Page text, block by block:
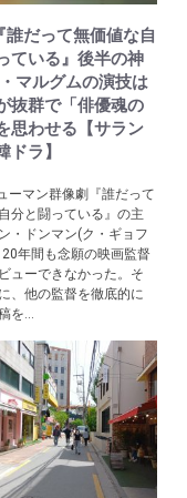
誰だって無価値な自
ている』後半の神
マルグムの演技は
抜群で「俳優魂の
思わせる【サラン
ドラ】
ーマン群像劇『誰だって
分と闘っている』の主
・ドンマン(ク・ギョフ
20年間も念願の映画監督
ューできなかった。そ
、他の監督を徹底的に
を...